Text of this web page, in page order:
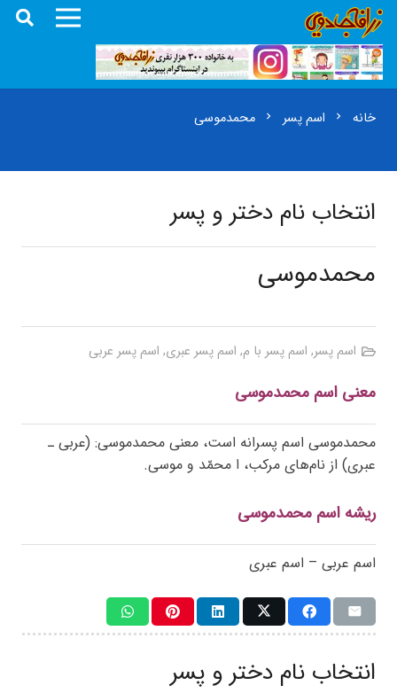
خانه chevron_right اسم پسر chevron_right محمدموسی
انتخاب نام دختر و پسر
محمدموسی
اسم پسر, اسم پسر با م, اسم پسر عبری, اسم پسر عربی
معنی اسم محمدموسی
محمدموسی اسم پسرانه است، معنی محمدموسی: (عربی ـ
عبری) از نام‌های مرکب، ا محمّد و موسی.
ریشه اسم محمدموسی
اسم عربی – اسم عبری
انتخاب نام دختر و پسر